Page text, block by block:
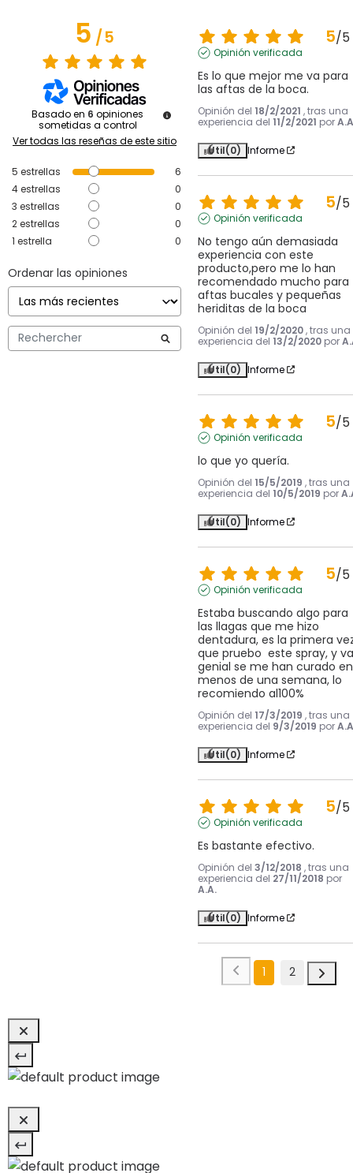
5/5
Basado en 6 opiniones
sometidas a control
Ver todas las reseñas de este sitio
5 estrellas
6
4estrellas
0
3 estrellas
0
2estrellas
0
1 estrella 0
Ordenar las opiniones
5/5
Opinión verificada
Es lo que mejor me va para
las aftas de la boca.
Opinión del 18/2/2021 , tras una
experiencia del 11/2/2021 por
Útil(0) Informe
5/5
Opinión verificada
No tengo aún demasiada
experiencia con este
producto,pero me lo han
recomendado mucho para
aftas bucales y pequeñas
heriditas de la boca
Opinión del 19/2/2020 , tras una
experiencia del 13/2/2020 por
Útil(0) Informe
5/5
Opinión verificada
lo que yo quería.
Opinión del 15/5/2019 , tras una
experiencia del 10/5/2019 por
Útil(0) Informe
5/5
Opinión verificada
Estaba buscando algo para
las llagas que me hizo
dentadura, es la primera
que pruebo  este spray, y va
genial se me han curado en
menos de una semana, lo
recomiendo al100%
Opinión del 17/3/2019 , tras una
experiencia del 9/3/2019 por
Útil(0) Informe
5/5
Opinión verificada
Es bastante efectivo.
Opinión del 3/12/2018 , tras una
experiencia del 27/11/2018 por
A.A.
Útil(0) Informe
1 2